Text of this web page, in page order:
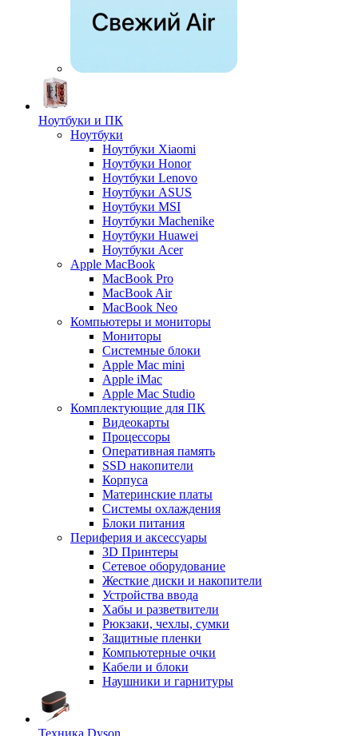
Ноутбуки и ПК
Ноутбуки
Ноутбуки Xiaomi
Ноутбуки Honor
Ноутбуки Lenovo
Ноутбуки ASUS
Ноутбуки MSI
Ноутбуки Machenike
Ноутбуки Huawei
Ноутбуки Acer
Apple MacBook
MacBook Pro
MacBook Air
MacBook Neo
Компьютеры и мониторы
Мониторы
Системные блоки
Apple Mac mini
Apple iMac
Apple Mac Studio
Комплектующие для ПК
Видеокарты
Процессоры
Оперативная память
SSD накопители
Корпуса
Материнские платы
Системы охлаждения
Блоки питания
Периферия и аксессуары
3D Принтеры
Сетевое оборудование
Жесткие диски и накопители
Устройства ввода
Хабы и разветвители
Рюкзаки, чехлы, сумки
Защитные пленки
Компьютерные очки
Кабели и блоки
Наушники и гарнитуры
Техника Dyson